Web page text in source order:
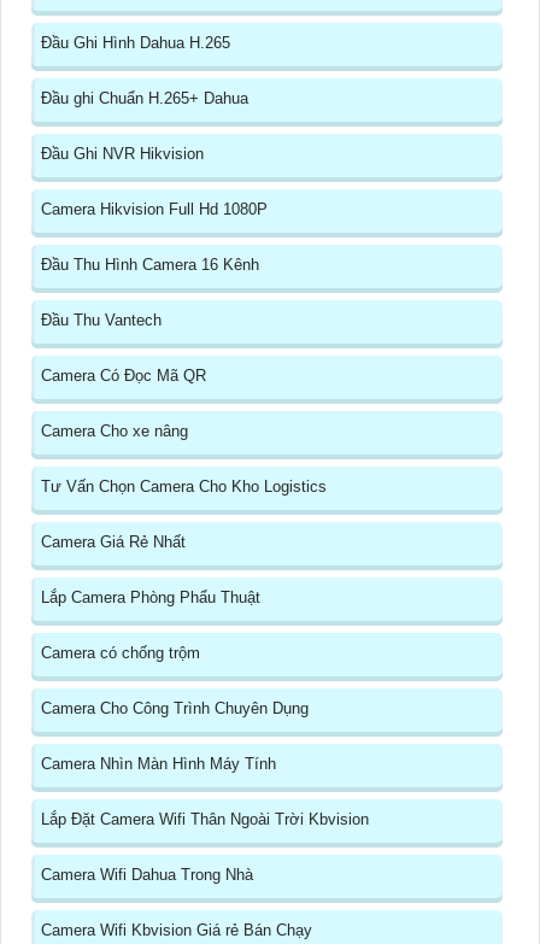
Đầu Ghi Hình Dahua H.265
Đầu ghi Chuẩn H.265+ Dahua
Đầu Ghi NVR Hikvision
Camera Hikvision Full Hd 1080P
Đầu Thu Hình Camera 16 Kênh
Đầu Thu Vantech
Camera Có Đọc Mã QR
Camera Cho xe nâng
Tư Vấn Chọn Camera Cho Kho Logistics
Camera Giá Rẻ Nhất
Lắp Camera Phòng Phẩu Thuật
Camera có chống trộm
Camera Cho Công Trình Chuyên Dụng
Camera Nhìn Màn Hình Máy Tính
Lắp Đặt Camera Wifi Thân Ngoài Trời Kbvision
Camera Wifi Dahua Trong Nhà
Camera Wifi Kbvision Giá rẻ Bán Chạy